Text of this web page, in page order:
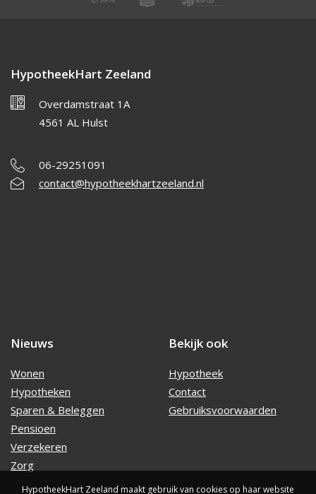
HypotheekHart Zeeland
Overdamstraat 1A
4561 AL Hulst
06-29251091
contact@hypotheekhartzeeland.nl
Nieuws
Wonen
Hypotheken
Sparen & Beleggen
Pensioen
Verzekeren
Zorg
Bekijk ook
Hypotheek
Contact
Gebruiksvoorwaarden
HypotheekHart Zeeland maakt gebruik van cookies op haar website